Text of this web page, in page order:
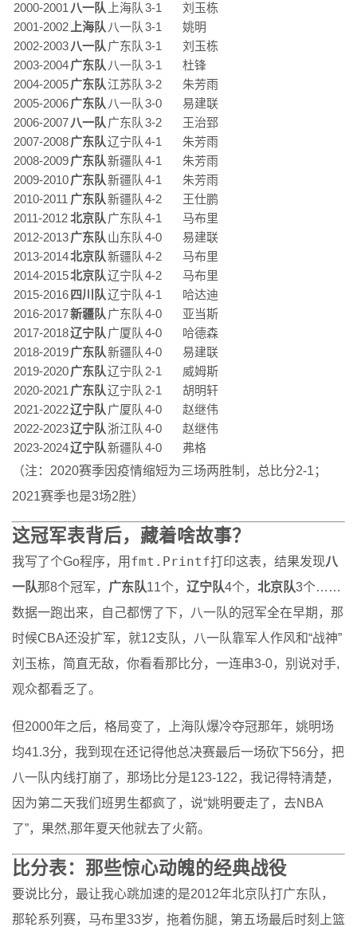
2000-2001 八一队 上海队 3-1
刘玉栋
2001-2002 上海队 八一队 3-1
姚明
2002-2003 八一队 广东队 3-1
刘玉栋
2003-2004广东队 八一队 3-1
杜锋
2004-2005广东队江苏队 3-2
朱芳雨
2005-2006广东队 八一队 3-0
易建联
2006-2007 八一队 广东队 3-2
王治郅
2007-2008广东队辽宁队 4-1
朱芳雨
2008-2009广东队新疆队 4-1
朱芳雨
2009-2010广东队新疆队 4-1
朱芳雨
2010-2011 广东队新疆队 4-2
王仕鹏
2011-2012北京队 广东队 4-1
马布里
2012-2013广东队 山东队 4-0
易建联
2013-2014北京队新疆队 4-2
马布里
2014-2015北京队辽宁队 4-2
马布里
2015-2016四川队辽宁队 4-1
哈达迪
2016-2017新疆队 广东队 4-0
亚当斯
2017-2018辽宁队 广厦队 4-0
哈德森
2018-2019广东队新疆队 4-0
易建联
2019-2020广东队辽宁队 2-1
威姆斯
2020-2021 广东队辽宁队 2-1
胡明轩
2021-2022辽宁队 广厦队 4-0
赵继伟
2022-2023辽宁队 浙江队 4-0
赵继伟
2023-2024辽宁队新疆队 4-0
弗格
（注：2020赛季因疫情缩短为三场两胜制，总比分2-1；
2021赛季也是3场2胜）
这冠军表背后，藏着啥故事？
我写了个Go程序，用 fmt.Printf打印这表，结果发现八
一队那8个冠军， 广东队11个， 辽宁队4个， 北京队3个……
数据一跑出来，自己都愣了下，八一队的冠军全在早期，那
时候CBA还没扩军，就12支队，八一队靠军人作风和“战神”
刘玉栋，简直无敌，你看看那比分，一连串3-0，别说对手,
观众都看乏了。
但2000年之后，格局变了，上海队爆冷夺冠那年，姚明场
均41.3分，我到现在还记得他总决赛最后一场砍下56分，把
八一队内线打崩了，那场比分是123-122，我记得特清楚，
因为第二天我们班男生都疯了，说“姚明要走了，去NBA
了”，果然,那年夏天他就去了火箭。
比分表：那些惊心动魄的经典战役
要说比分，最让我心跳加速的是2012年北京队打广东队，
那轮系列赛，马布里33岁，拖着伤腿，第五场最后时刻上篮